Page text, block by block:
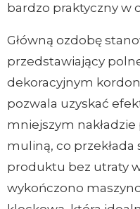
bardzo praktyczny w
Główną ozdobę
przedstawiający
dekoracyjnym
pozwala uzyskać
mniejszym
muliną, co przekłada
produktu bez utraty
wykończono